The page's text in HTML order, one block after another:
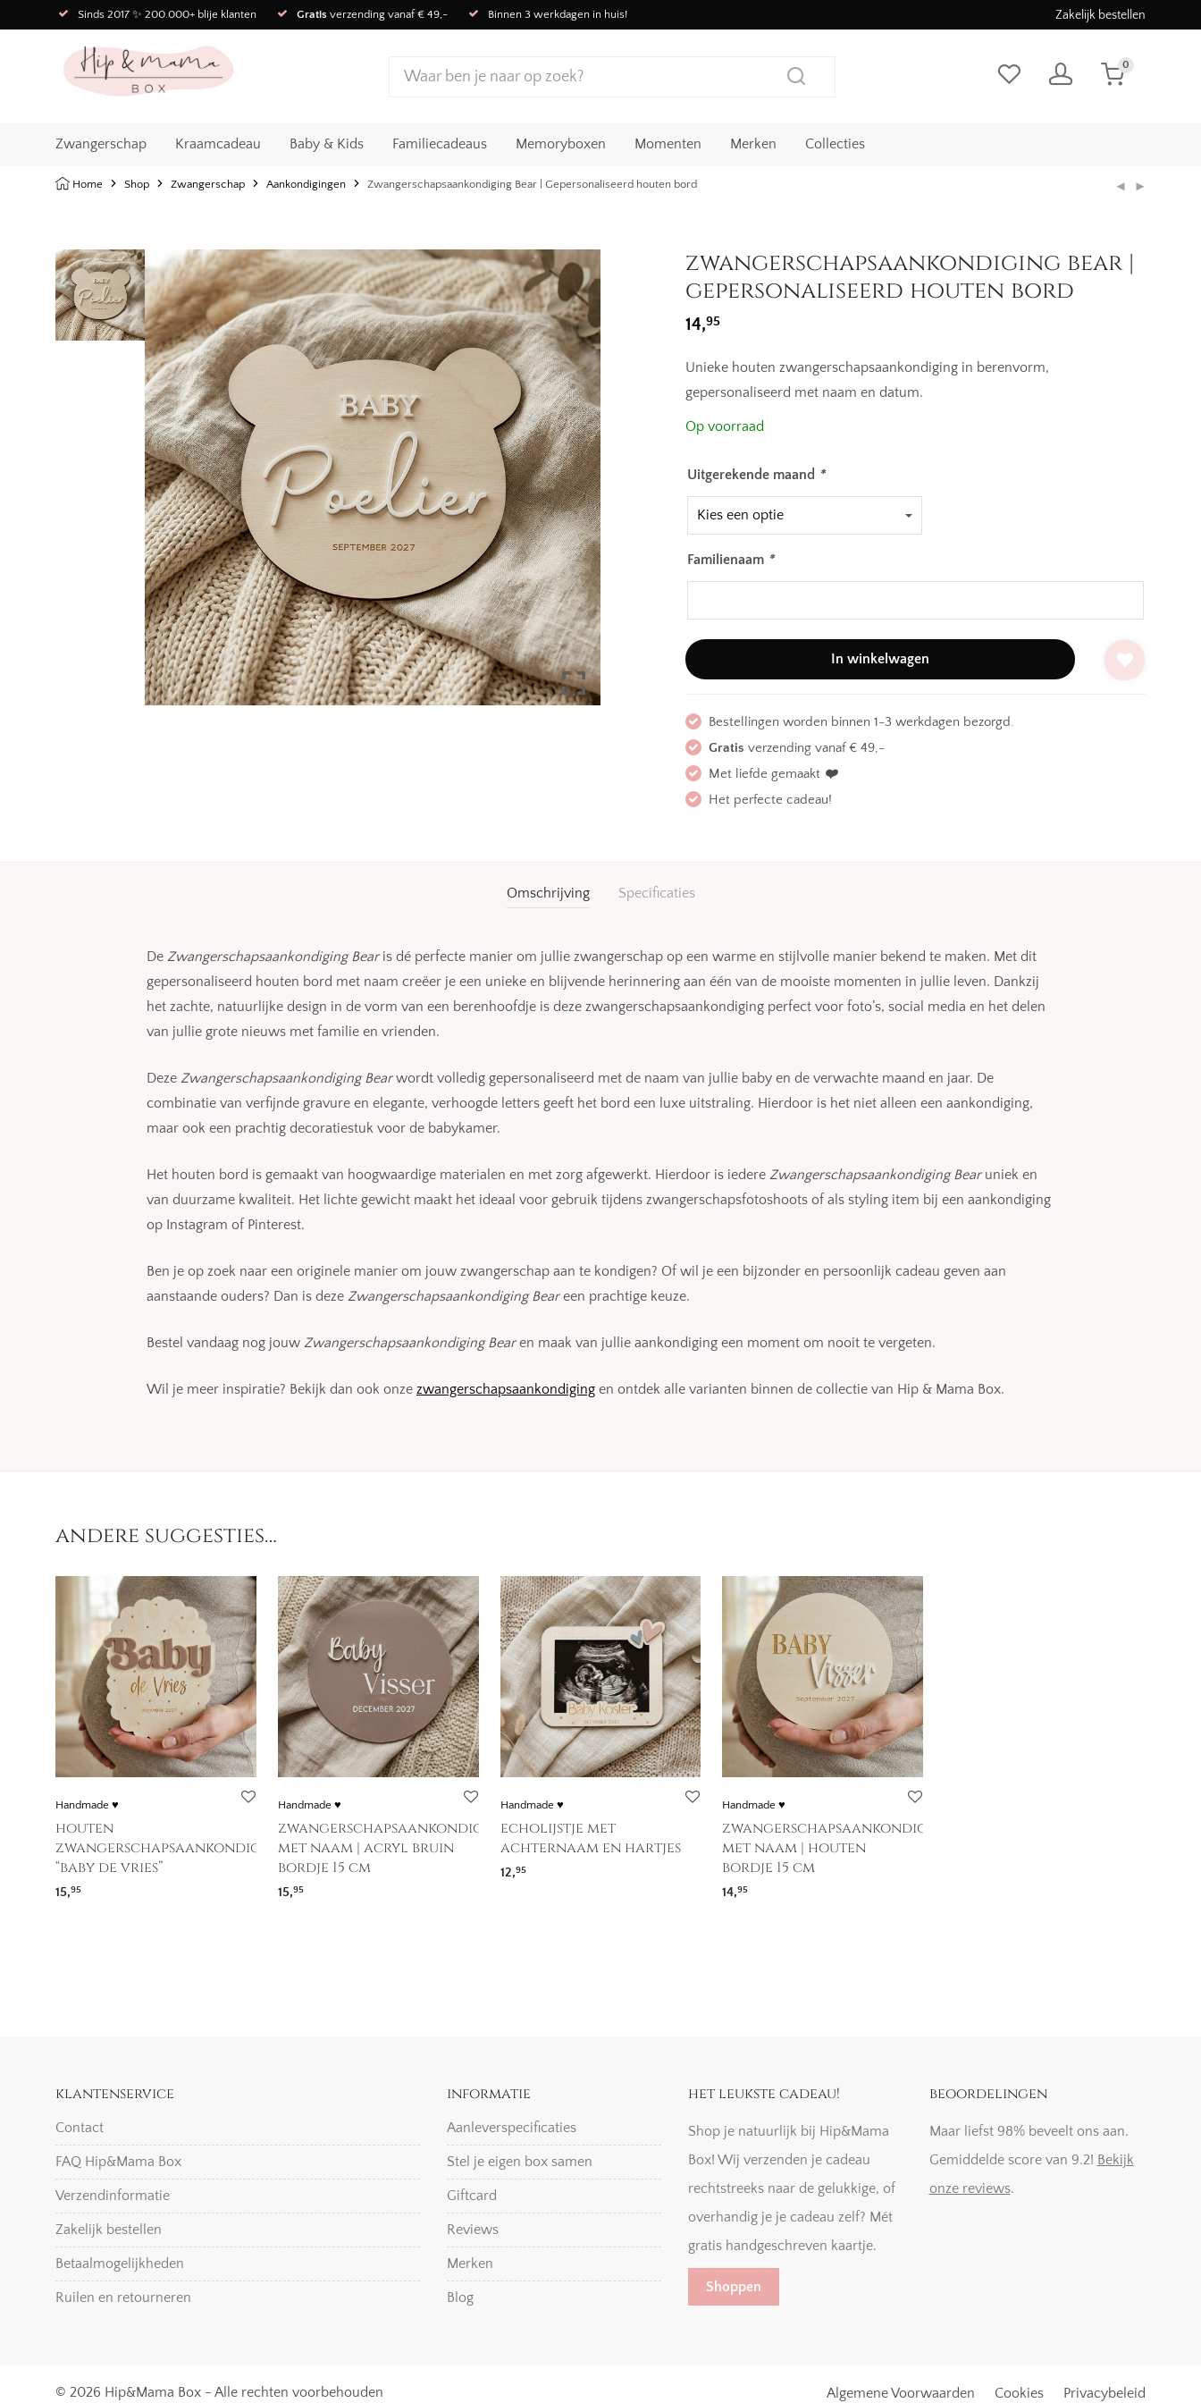
Sinds 2017 ✨ 200.000+ blije klanten Gratis verzending vanaf € 49,- Binnen 3 werkdagen in huis! Zakelijk bestellen
0
Zwangerschap Kraamcadeau Baby & Kids Familiecadeaus Memoryboxen Momenten Merken Collecties
Home Shop Zwangerschap Aankondigingen Zwangerschapsaankondiging Bear | Gepersonaliseerd houten bord
zwangerschapsaankondiging bear |
gepersonaliseerd houten bord
14,95
Unieke houten zwangerschapsaankondiging in berenvorm,
gepersonaliseerd met naam en datum.
Op voorraad
Uitgerekende maand *
Familienaam *
In winkelwagen
Bestellingen worden binnen 1-3 werkdagen bezorgd.
Gratis verzending vanaf € 49,-
Met liefde gemaakt ❤️
Het perfecte cadeau!
Omschrijving Specificaties
De Zwangerschapsaankondiging Bearis dé perfecte manier om jullie zwangerschap op een warme en stijlvolle manier bekend te maken. Met dit
gepersonaliseerd houten bord met naam creëer je een unieke en blijvende herinnering aan één van de mooiste momenten in jullie leven. Dankzij
het zachte, natuurlijke design in de vorm van een berenhoofdje is deze zwangerschapsaankondiging perfect voor foto’s, social media en het delen
van jullie grote nieuws met familie en vrienden.
Deze Zwangerschapsaankondiging Bearwordt volledig gepersonaliseerd met de naam van jullie baby en de verwachte maand en jaar. De
combinatie van verfijnde gravure en elegante, verhoogde letters geeft het bord een luxe uitstraling. Hierdoor is het niet alleen een aankondiging,
maar ook een prachtig decoratiestuk voor de babykamer.
Het houten bord is gemaakt van hoogwaardige materialen en met zorg afgewerkt. Hierdoor is iedere Zwangerschapsaankondiging Bearuniek en
van duurzame kwaliteit. Het lichte gewicht maakt het ideaal voor gebruik tijdens zwangerschapsfotoshoots of als styling item bij een aankondiging
op Instagram of Pinterest.
Ben je op zoek naar een originele manier om jouw zwangerschap aan te kondigen? Of wil je een bijzonder en persoonlijk cadeau geven aan
aanstaande ouders? Dan is deze Zwangerschapsaankondiging Beareen prachtige keuze.
Bestel vandaag nog jouw Zwangerschapsaankondiging Bearen maak van jullie aankondiging een moment om nooit te vergeten.
Wil je meer inspiratie? Bekijk dan ook onze zwangerschapsaankondiging en ontdek alle varianten binnen de collectie van Hip & Mama Box.
andere suggesties…
Handmade ♥
houten
zwangerschapsaankondiging
“baby de vries”
15,95
Handmade ♥
zwangerschapsaankondiging
met naam | acryl bruin
bordje 15 cm
15,95
Handmade ♥
echolijstje met
achternaam en hartjes
12,95
Handmade ♥
zwangerschapsaankondiging
met naam | houten
bordje 15 cm
14,95
klantenservice
Contact
FAQ Hip&Mama Box
Verzendinformatie
Zakelijk bestellen
Betaalmogelijkheden
Ruilen en retourneren
informatie
Aanleverspecificaties
Stel je eigen box samen
Giftcard
Reviews
Merken
Blog
het leukste cadeau!
Shop je natuurlijk bij Hip&Mama
Box! Wij verzenden je cadeau
rechtstreeks naar de gelukkige, of
overhandig je je cadeau zelf? Mét
gratis handgeschreven kaartje.
Shoppen
beoordelingen
Maar liefst 98% beveelt ons aan.
Gemiddelde score van 9.2! Bekijk
onze reviews.
© 2026 Hip&Mama Box - Alle rechten voorbehouden Algemene Voorwaarden Cookies Privacybeleid